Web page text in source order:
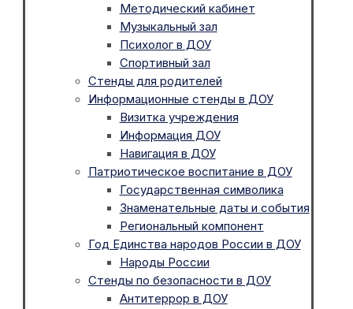
Методический кабинет
Музыкальный зал
Психолог в ДОУ
Спортивный зал
Стенды для родителей
Информационные стенды в ДОУ
Визитка учреждения
Информация ДОУ
Навигация в ДОУ
Патриотическое воспитание в ДОУ
Государственная символика
Знаменательные даты и события
Региональный компонент
Год Единства народов России в ДОУ
Народы России
Стенды по безопасности в ДОУ
Антитеррор в ДОУ